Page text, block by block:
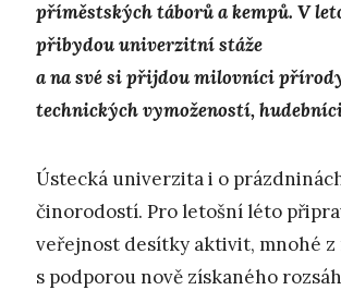
příměstských táborů a kempů. V
přibydou univerzitní stáže
a na své si přijdou milovníci
technických vymožeností,
Ústecká univerzita i o
činorodostí. Pro letošní léto
veřejnost desítky aktivit, mnohé z
s podporou nově získaného